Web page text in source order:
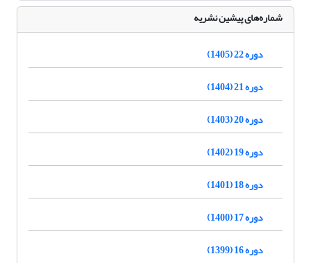
شماره‌های پیشین نشریه
دوره 22 (1405)
دوره 21 (1404)
دوره 20 (1403)
دوره 19 (1402)
دوره 18 (1401)
دوره 17 (1400)
دوره 16 (1399)